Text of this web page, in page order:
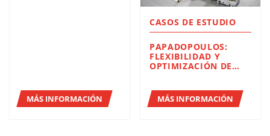
MÁS INFORMACIÓN
CASOS DE ESTUDIO
PAPADOPOULOS:
FLEXIBILIDAD Y
OPTIMIZACIÓN DE
PALETIZADO CON
OCME Y ROBOPAC
MÁS INFORMACIÓN